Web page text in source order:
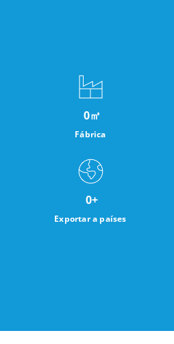
Fábrica
0㎡
Exportar a países
0+